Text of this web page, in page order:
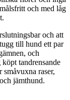
och med låg
och att
till hund ett par
och
tandrensande
raser,
jämthund.